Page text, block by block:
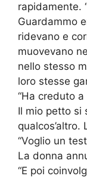
rapidamente.
Guardammo
ridevano e
muovevano
nello stesso
loro stesse
“Ha creduto
Il mio petto si
qualcos’altro.
“Voglio un
La donna
“E poi